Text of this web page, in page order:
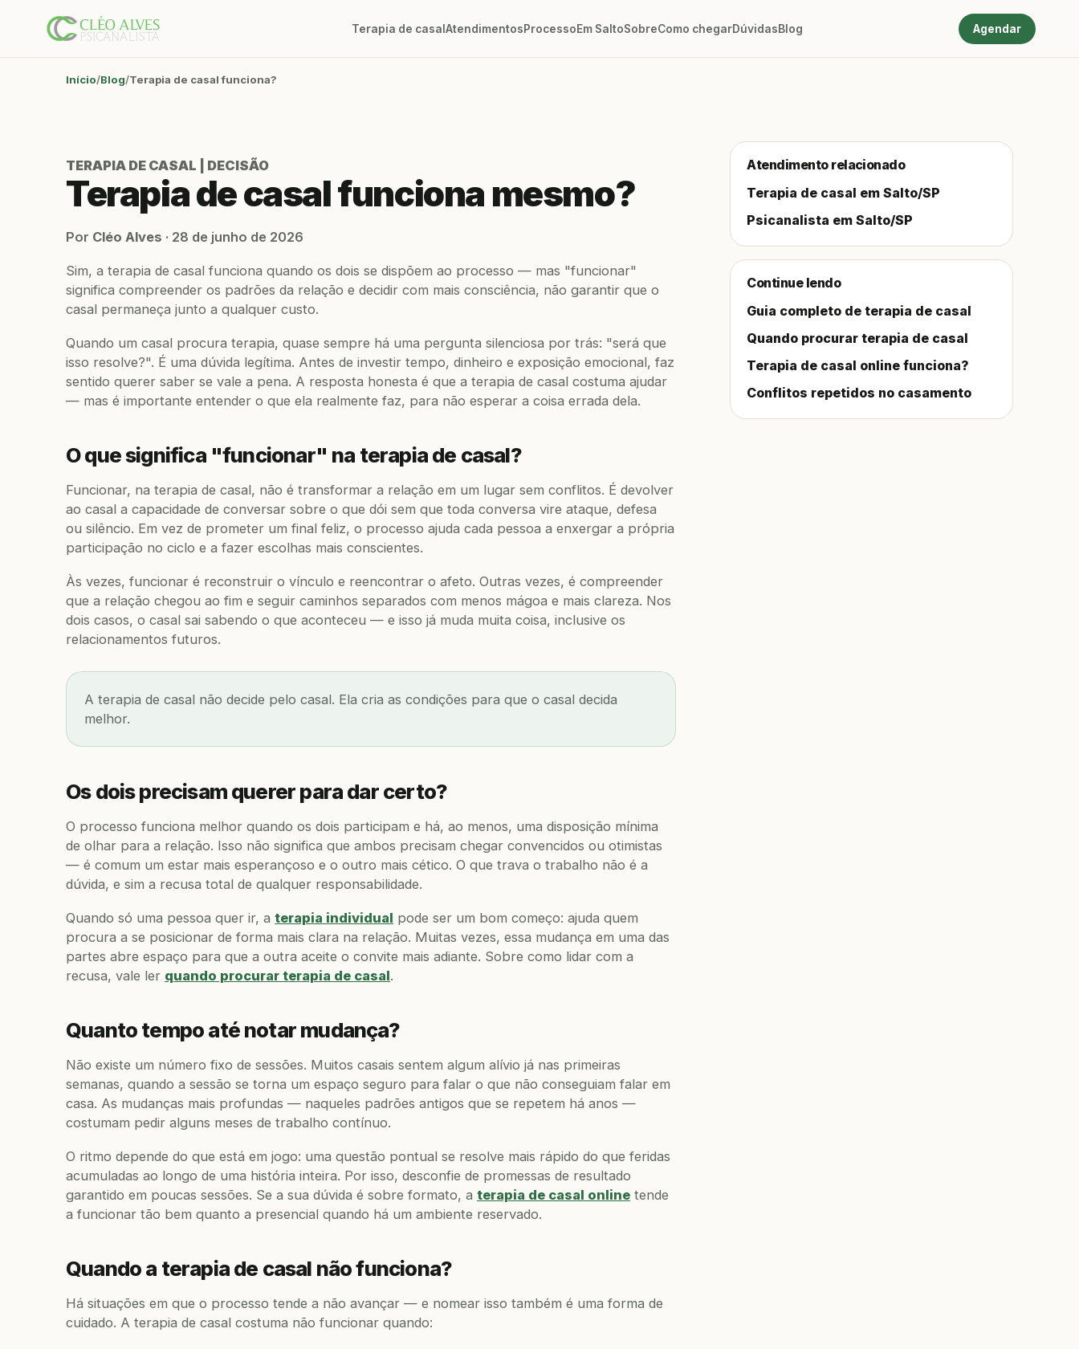
Terapia de casalAtendimentosProcessoEm SaltoSobreComo chegarDúvidasBlog Agendar
Início Blog Terapia de casal funciona?
TERAPIA DE CASAL | DECISÃO
Terapia de casal funciona mesmo?
Por Cléo Alves · 28 de junho de 2026
Sim, a terapia de casal funciona quando os dois se dispõem ao processo — mas "funcionar"
significa compreender os padrões da relação e decidir com mais consciência, não garantir que o
casal permaneça junto a qualquer custo.
Quando um casal procura terapia, quase sempre há uma pergunta silenciosa por trás: "será que
isso resolve?". É uma dúvida legítima. Antes de investir tempo, dinheiro e exposição emocional, faz
sentido querer saber se vale a pena. A resposta honesta é que a terapia de casal costuma ajudar
— mas é importante entender o que ela realmente faz, para não esperar a coisa errada dela.
O que significa "funcionar" na terapia de casal?
Funcionar, na terapia de casal, não é transformar a relação em um lugar sem conflitos. É devolver
ao casal a capacidade de conversar sobre o que dói sem que toda conversa vire ataque, defesa
ou silêncio. Em vez de prometer um final feliz, o processo ajuda cada pessoa a enxergar a própria
participação no ciclo e a fazer escolhas mais conscientes.
Às vezes, funcionar é reconstruir o vínculo e reencontrar o afeto. Outras vezes, é compreender
que a relação chegou ao fim e seguir caminhos separados com menos mágoa e mais clareza. Nos
dois casos, o casal sai sabendo o que aconteceu — e isso já muda muita coisa, inclusive os
relacionamentos futuros.
A terapia de casal não decide pelo casal. Ela cria as condições para que o casal decida
melhor.
Os dois precisam querer para dar certo?
O processo funciona melhor quando os dois participam e há, ao menos, uma disposição mínima
de olhar para a relação. Isso não significa que ambos precisam chegar convencidos ou otimistas
— é comum um estar mais esperançoso e o outro mais cético. O que trava o trabalho não é a
dúvida, e sim a recusa total de qualquer responsabilidade.
Quando só uma pessoa quer ir, a terapia individual pode ser um bom começo: ajuda quem
procura a se posicionar de forma mais clara na relação. Muitas vezes, essa mudança em uma das
partes abre espaço para que a outra aceite o convite mais adiante. Sobre como lidar com a
recusa, vale ler quando procurar terapia de casal.
Quanto tempo até notar mudança?
Não existe um número fixo de sessões. Muitos casais sentem algum alívio já nas primeiras
semanas, quando a sessão se torna um espaço seguro para falar o que não conseguiam falar em
casa. As mudanças mais profundas — naqueles padrões antigos que se repetem há anos —
costumam pedir alguns meses de trabalho contínuo.
O ritmo depende do que está em jogo: uma questão pontual se resolve mais rápido do que feridas
acumuladas ao longo de uma história inteira. Por isso, desconfie de promessas de resultado
garantido em poucas sessões. Se a sua dúvida é sobre formato, a terapia de casal online tende
a funcionar tão bem quanto a presencial quando há um ambiente reservado.
Quando a terapia de casal não funciona?
Há situações em que o processo tende a não avançar — e nomear isso também é uma forma de
cuidado. A terapia de casal costuma não funcionar quando:
Atendimento relacionado
Terapia de casal em Salto/SP
Psicanalista em Salto/SP
Continue lendo
Guia completo de terapia de casal
Quando procurar terapia de casal
Terapia de casal online funciona?
Conflitos repetidos no casamento